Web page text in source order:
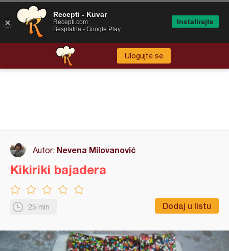
Ulogujte se
Autor: Nevena Milovanović
25 min Dodaj u listu
Kikiriki bajadera
Recepti - Kuvar
Recepti.com
Besplatna - Google Play
Instalirajte